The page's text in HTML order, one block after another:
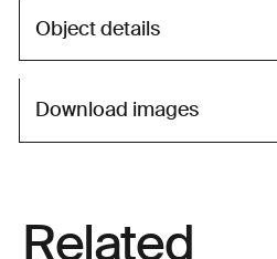
Object details
Download images
Related